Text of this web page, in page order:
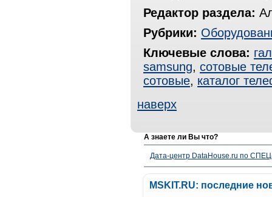
Редактор раздела:
Рубрики:
Ключевые слова:
samsung, сотовые
сотовые, каталог
наверх
А знаете ли Вы что?
Дата-центр DataHouse.ru по
MSKIT.RU: последние